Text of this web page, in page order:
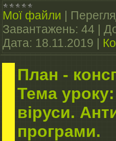
Мої файли |
Завантажень: 44 |
Дата: 18.11.2019 |
План -
Тема
віруси.
програми.